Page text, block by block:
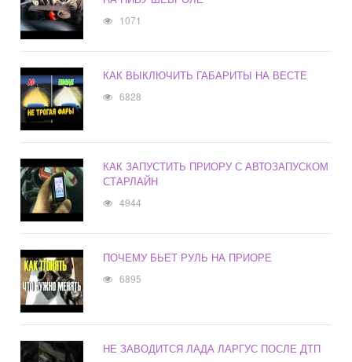
1071
КАК ВЫКЛЮЧИТЬ ГАБАРИТЫ НА ВЕСТЕ
6828
КАК ЗАПУСТИТЬ ПРИОРУ С АВТОЗАПУСКОМ
СТАРЛАЙН
4944
ПОЧЕМУ БЬЕТ РУЛЬ НА ПРИОРЕ
6895
НЕ ЗАВОДИТСЯ ЛАДА ЛАРГУС ПОСЛЕ ДТП